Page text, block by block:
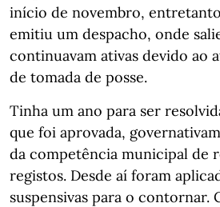
início de novembro,
emitiu um despacho, onde
continuavam ativas devido ao
de tomada de posse.
Tinha um ano para ser
que foi aprovada,
da competência municipal de
registos. Desde aí foram
suspensivas para o contornar.